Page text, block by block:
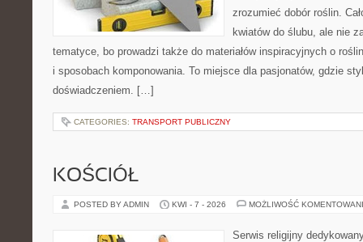
zrozumieć dobór roślin.
kwiatów do ślubu, ale nie
tematyce, bo prowadzi także do materiałów inspiracyjnych o
i sposobach komponowania. To miejsce dla pasjonatów, gdzie
doświadczeniem. […]
CATEGORIES: TRANSPORT PUBLICZNY
KOŚCIÓŁ
POSTED BY ADMIN KWI - 7 - 2026 MOŻLIWOŚĆ
Serwis religijny